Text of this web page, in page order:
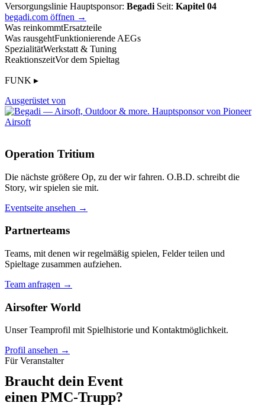
Versorgungslinie Hauptsponsor: Begadi Seit: Kapitel 04
begadi.com öffnen →
Was reinkommtErsatzteile
Was rausgehtFunktionierende AEGs
SpezialitätWerkstatt & Tuning
ReaktionszeitVor dem Spieltag
FUNK ▸
Ausgerüstet von
Operation Tritium
Die nächste größere Op, zu der wir fahren. O.B.D. schreibt die
Story, wir spielen sie mit.
Eventseite ansehen →
Partnerteams
Teams, mit denen wir regelmäßig spielen, Felder teilen und
Spieltage zusammen aufziehen.
Team anfragen →
Airsofter World
Unser Teamprofil mit Spielhistorie und Kontaktmöglichkeit.
Profil ansehen →
Für Veranstalter
Braucht dein Event
einen PMC-Trupp?